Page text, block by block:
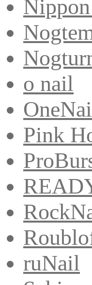
o nail
Pink
ruNail